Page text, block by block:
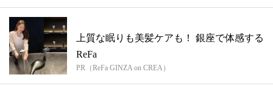
上質な眠りも美髪ケアも！ 銀座で体感する
ReFa
PR（ReFa GINZA on CREA）